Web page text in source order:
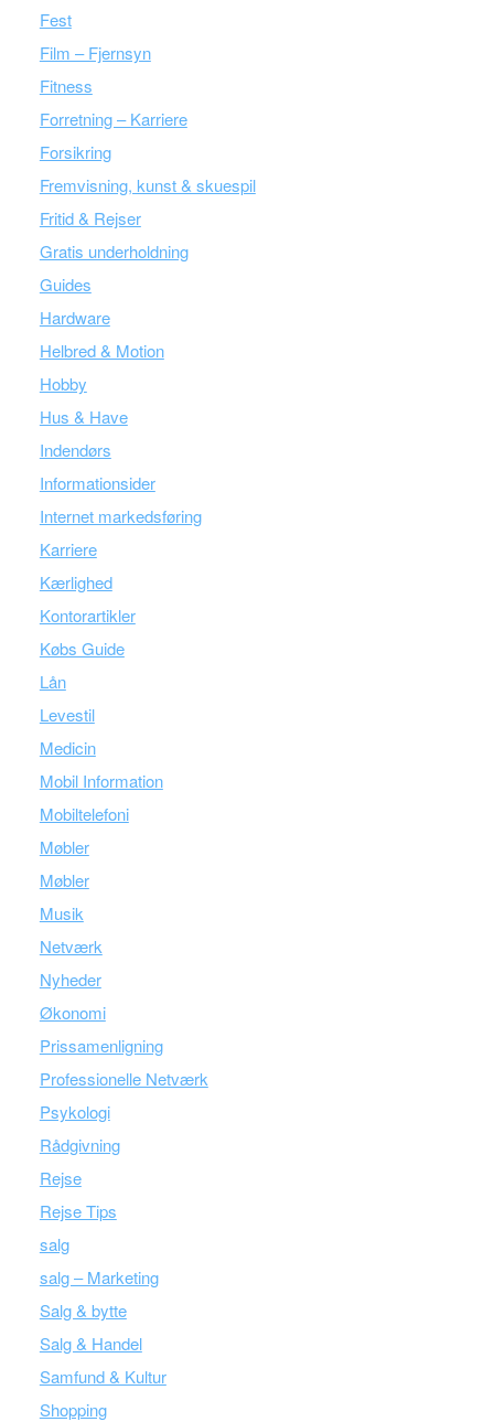
Fest
Film – Fjernsyn
Fitness
Forretning – Karriere
Forsikring
Fremvisning, kunst & skuespil
Fritid & Rejser
Gratis underholdning
Guides
Hardware
Helbred & Motion
Hobby
Hus & Have
Indendørs
Informationsider
Internet markedsføring
Karriere
Kærlighed
Kontorartikler
Købs Guide
Lån
Levestil
Medicin
Mobil Information
Mobiltelefoni
Møbler
Møbler
Musik
Netværk
Nyheder
Økonomi
Prissamenligning
Professionelle Netværk
Psykologi
Rådgivning
Rejse
Rejse Tips
salg
salg – Marketing
Salg & bytte
Salg & Handel
Samfund & Kultur
Shopping